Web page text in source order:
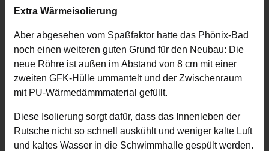
Extra Wärmeisolierung
Aber abgesehen vom Spaßfaktor hatte das Phönix-Bad
noch einen weiteren guten Grund für den Neubau: Die
neue Röhre ist außen im Abstand von 8 cm mit einer
zweiten GFK-Hülle ummantelt und der Zwischenraum
mit PU-Wärmedämmmaterial gefüllt.
Diese Isolierung sorgt dafür, dass das Innenleben der
Rutsche nicht so schnell auskühlt und weniger kalte Luft
und kaltes Wasser in die Schwimmhalle gespült werden.